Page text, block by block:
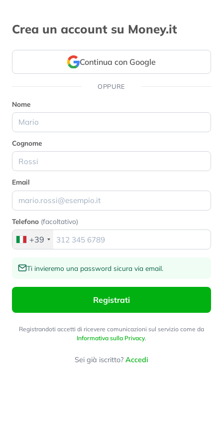
Crea un account su Money.it
Continua con Google
OPPURE
Nome
Cognome
Email
Telefono (facoltativo)
+39
Ti invieremo una password sicura via email.
Registrati
Registrandoti accetti di ricevere comunicazioni sul servizio come da
Informativa sulla Privacy.
Sei già iscritto? Accedi